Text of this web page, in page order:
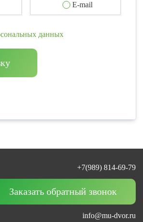
E-mail
данных
+7(989) 814-69-79
Заказать обратный звонок
info@mu-dvor.ru